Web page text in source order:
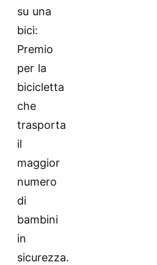
su una
bici:
Premio
per la
bicicletta
che
trasporta
il
maggior
numero
di
bambini
in
sicurezza.